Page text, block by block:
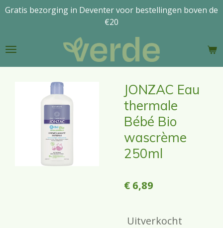
Ga
de
Gratis bezorging in Deventer voor bestellingen boven de
€20
JONZAC Eau
thermale
Bébé Bio
wascrème
250ml
€ 6,89
Uitverkocht